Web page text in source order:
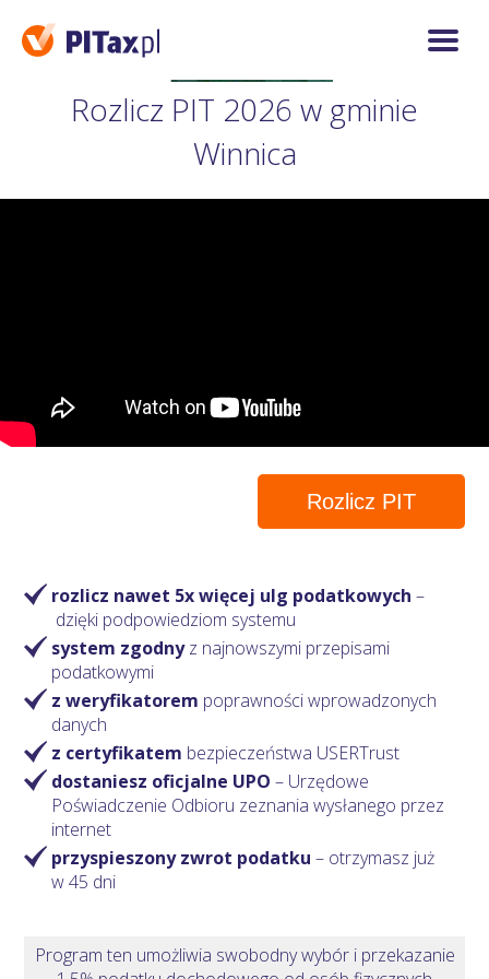
Rozlicz PIT 2026 w gminie
Winnica
Rozlicz PIT
rozlicz nawet 5x więcej ulg podatkowych–
dzięki podpowiedziom systemu
system zgodnyz najnowszymi przepisami
podatkowymi
z weryfikatorem poprawności wprowadzonych
danych
z certyfikatem bezpieczeństwa USERTrust
dostaniesz oficjalne UPO – Urzędowe
Poświadczenie Odbioru zeznania wysłanego przez
internet
przyspieszony zwrot podatku – otrzymasz już
w 45 dni
Program ten umożliwia swobodny wybór i przekazanie